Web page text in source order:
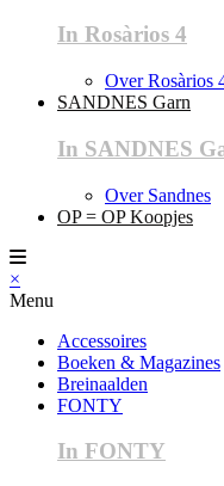
In Rosàrios 4
Over Rosàrios
SANDNES Garn
In SANDNES
Over Sandnes
OP = OP Koopjes
×
Menu
Accessoires
Boeken & Magazines
Breinaalden
FONTY
In FONTY